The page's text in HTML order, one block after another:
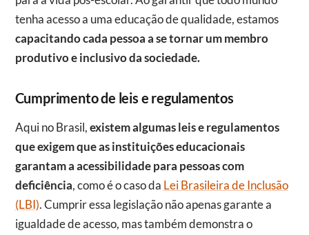
tenha acesso a uma educação de qualidade, estamos
capacitando cada pessoa a se tornar um membro
produtivo e inclusivo da sociedade.
Cumprimento de leis e regulamentos
Aqui no Brasil,existem algumas leis e regulamentos
que exigem que as instituições educacionais
garantam a acessibilidade para pessoas com
deficiência, como é o caso da Lei Brasileira de Inclusão
(LBI). Cumprir essa legislação não apenas garante a
igualdade de acesso, mas também demonstra o